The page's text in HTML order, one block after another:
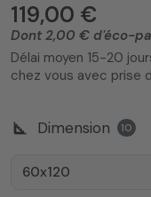
119,00 €
Dont 2,00 € d'éco-
Délai moyen 15-20
chez vous avec prise
square_foot Dimension 10
60x120